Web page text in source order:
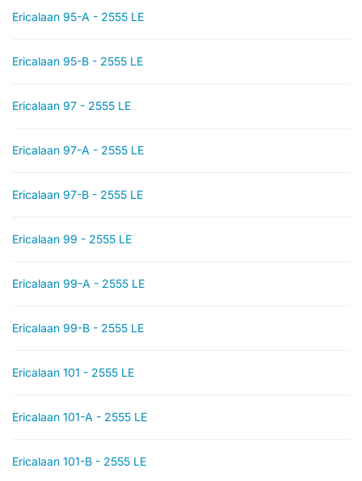
Ericalaan 95-A - 2555 LE
Ericalaan 95-B - 2555 LE
Ericalaan 97 - 2555 LE
Ericalaan 97-A - 2555 LE
Ericalaan 97-B - 2555 LE
Ericalaan 99 - 2555 LE
Ericalaan 99-A - 2555 LE
Ericalaan 99-B - 2555 LE
Ericalaan 101 - 2555 LE
Ericalaan 101-A - 2555 LE
Ericalaan 101-B - 2555 LE